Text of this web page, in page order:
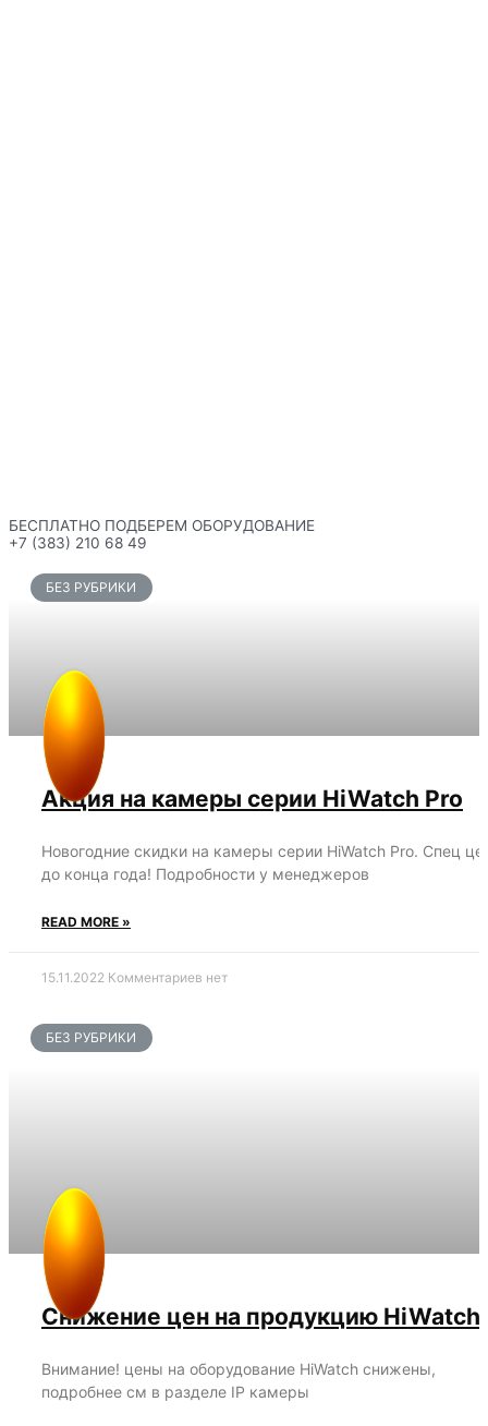
БЕСПЛАТНО ПОДБЕРЕМ ОБОРУДОВАНИЕ
+7 (383) 210 68 49
БЕЗ РУБРИКИ
Акция на камеры серии HiWatch Pro
Новогодние скидки на камеры серии HiWatch Pro. Спец
до конца года! Подробности у менеджеров
READ MORE »
15.11.2022 Комментариев нет
БЕЗ РУБРИКИ
Снижение цен на продукцию HiWatch!
Внимание! цены на оборудование HiWatch снижены,
подробнее см в разделе IP камеры